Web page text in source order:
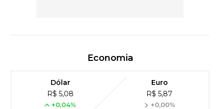
Economia
Dólar
R$ 5,08
+0,04%
Euro
R$ 5,87
+0,00%